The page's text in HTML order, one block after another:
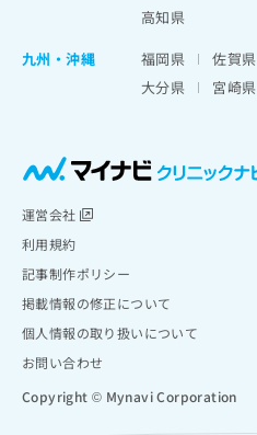
高知県
九州・沖縄
福岡県 佐賀県
大分県
宮崎県
運営会社
利用規約
記事制作ポリシー
掲載情報の修正について
個人情報の取り扱いについて
お問い合わせ
Copyright © Mynavi Corporation